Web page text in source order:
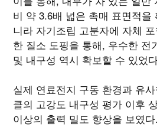
비 약 3.6배 넓은 촉매 표면적을
니라 자기조립 고분자에 자체
한 질소 도핑을 통해, 우수한 전
및 내구성 역시 확보할 수 있었
실제 연료전지 구동 환경과 유
클의 고강도 내구성 평가 이후
이상의 출력 밀도 향상을 보였다.